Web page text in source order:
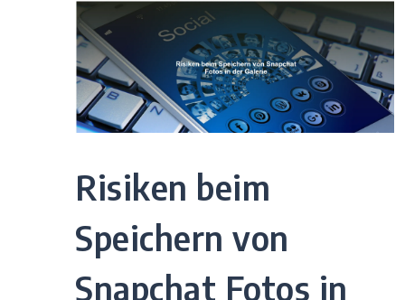
Risiken beim
Speichern von
Snapchat Fotos in